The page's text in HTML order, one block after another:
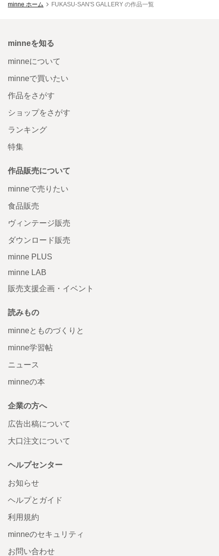
minne ホーム FUKASU-SAN'S GALLERY の作品一覧
minneを知る
minneについて
minneで買いたい
作品をさがす
ショップをさがす
ランキング
特集
作品販売について
minneで売りたい
食品販売
ヴィンテージ販売
ダウンロード販売
minne PLUS
minne LAB
販売支援企画・イベント
読みもの
minneとものづくりと
minne学習帖
ニュース
minneの本
企業の方へ
広告出稿について
大口注文について
ヘルプセンター
お知らせ
ヘルプとガイド
利用規約
minneのセキュリティ
お問い合わせ